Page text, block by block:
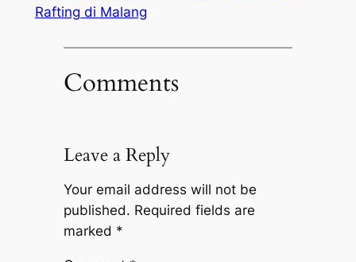
Rafting di Malang
Comments
Leave a Reply
Your email address will not be
published. Required fields are
marked *